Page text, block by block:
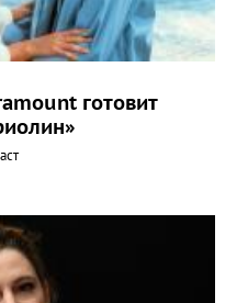
готовит